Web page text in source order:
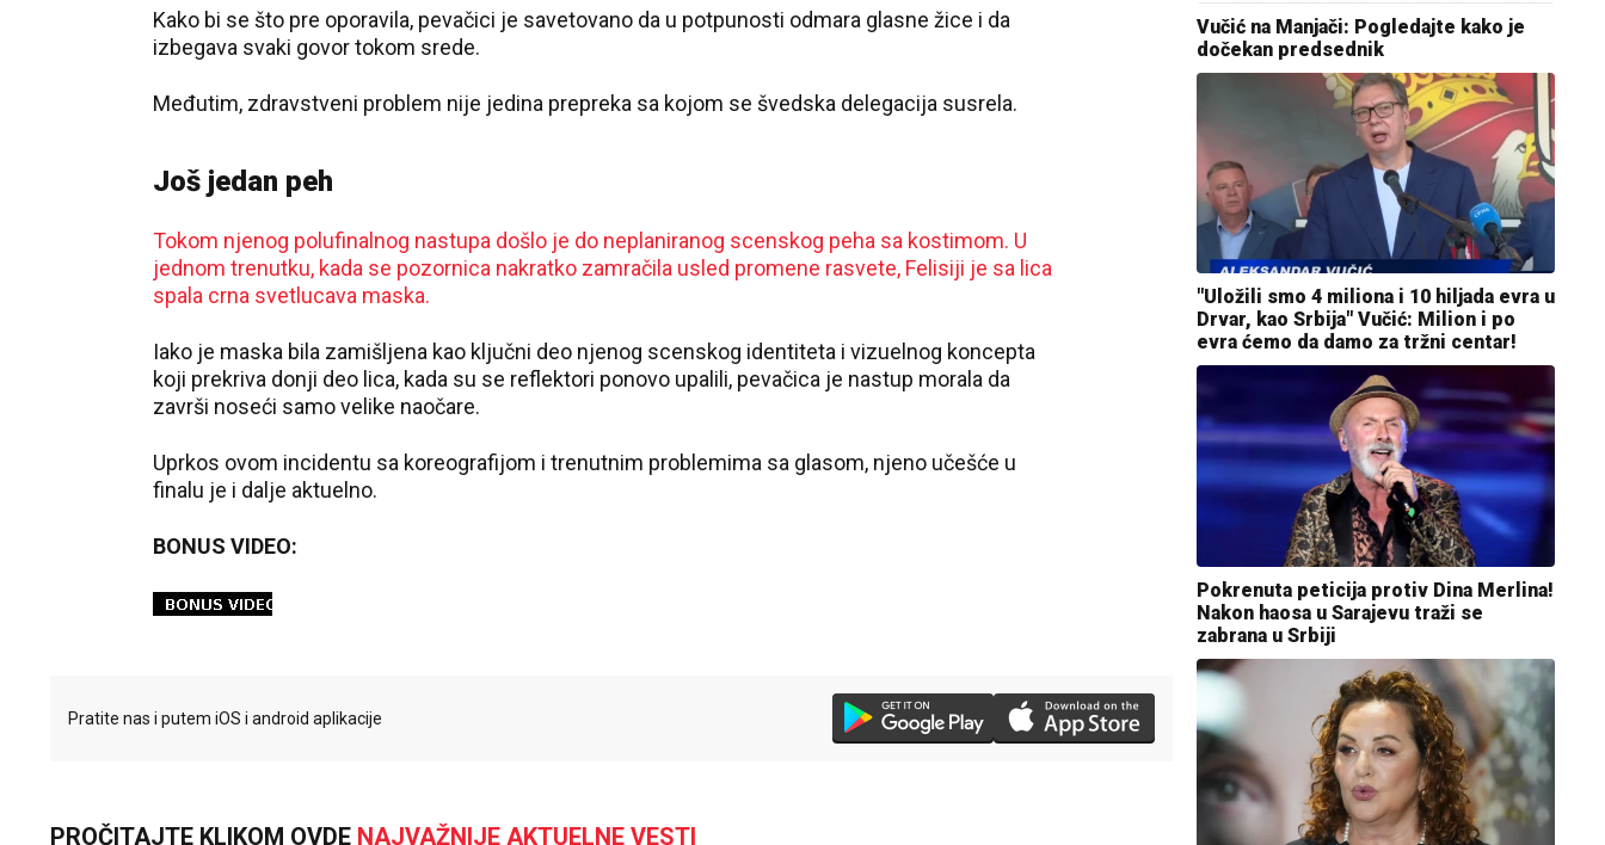
Kako bi se što pre oporavila, pevačici je savetovano da u potpunosti odmara glasne žice i da
izbegava svaki govor tokom srede.
Međutim, zdravstveni problem nije jedina prepreka sa kojom se švedska delegacija susrela.
Još jedan peh
Tokom njenog polufinalnog nastupa došlo je do neplaniranog scenskog peha sa kostimom. U
jednom trenutku, kada se pozornica nakratko zamračila usled promene rasvete, Felisiji je sa lica
spala crna svetlucava maska.
Iako je maska bila zamišljena kao ključni deo njenog scenskog identiteta i vizuelnog koncepta
koji prekriva donji deo lica, kada su se reflektori ponovo upalili, pevačica je nastup morala da
završi noseći samo velike naočare.
Uprkos ovom incidentu sa koreografijom i trenutnim problemima sa glasom, njeno učešće u
finalu je i dalje aktuelno.
BONUS VIDEO:
Pratite nas i putem iOS i android aplikacije
PROČITAJTE KLIKOM OVDE NAJVAŽNIJE AKTUELNE VESTI
Vučić na Manjači: Pogledajte kako je
dočekan predsednik
"Uložili smo 4 miliona i 10 hiljada evra u
Drvar, kao Srbija" Vučić: Milion i po
evra ćemo da damo za tržni centar!
Pokrenuta peticija protiv Dina Merlina!
Nakon haosa u Sarajevu traži se
zabrana u Srbiji